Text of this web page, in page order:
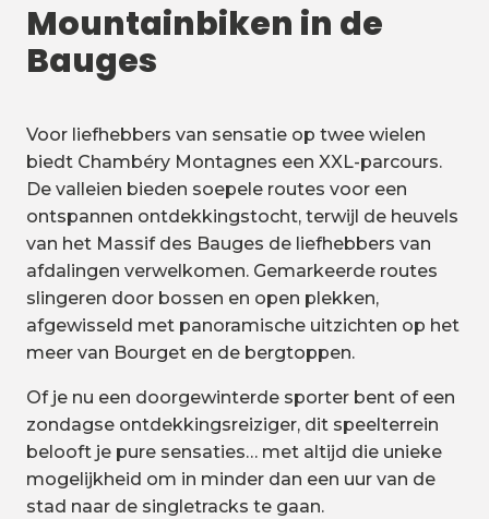
Mountainbiken in de
Bauges
Voor liefhebbers van sensatie op twee wielen
biedt Chambéry Montagnes een XXL-parcours.
De valleien bieden soepele routes voor een
ontspannen ontdekkingstocht, terwijl de heuvels
van het Massif des Bauges de liefhebbers van
afdalingen verwelkomen. Gemarkeerde routes
slingeren door bossen en open plekken,
afgewisseld met panoramische uitzichten op het
meer van Bourget en de bergtoppen.
Of je nu een doorgewinterde sporter bent of een
zondagse ontdekkingsreiziger, dit speelterrein
belooft je pure sensaties… met altijd die unieke
mogelijkheid om in minder dan een uur van de
stad naar de singletracks te gaan.